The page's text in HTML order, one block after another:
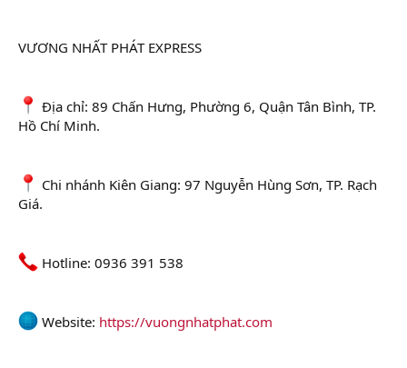
VƯƠNG NHẤT PHÁT EXPRESS
Địa chỉ: 89 Chấn Hưng, Phường 6, Quận Tân Bình, TP.
Hồ Chí Minh.
Chi nhánh Kiên Giang: 97 Nguyễn Hùng Sơn, TP. Rạch
Giá.
Hotline: 0936 391 538
Website: https://vuongnhatphat.com